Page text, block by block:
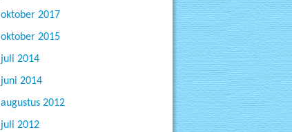
oktober 2017
oktober 2015
juli 2014
juni 2014
augustus 2012
juli 2012